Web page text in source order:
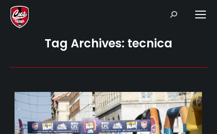
Search:
Tag Archives: tecnica